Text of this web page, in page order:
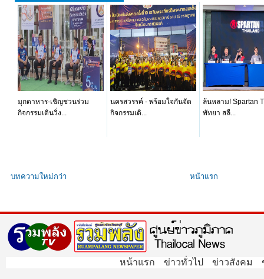
มุกดาหาร-เชิญชวนร่วม
กิจกรรมเดินวิ่ง...
นครสวรรค์ - พร้อมใจกันจัด
กิจกรรมเดิ...
ล้นหลาม! Spartan
พัทยา สลื...
บทความใหม่กว่า หน้าแรก
หน้าแรก ข่าวทั่วไป ข่าวสังคม